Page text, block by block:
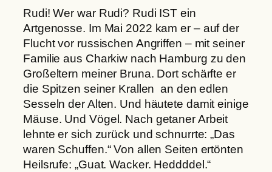
Rudi! Wer war Rudi? Rudi IST ein
Artgenosse. Im Mai 2022 kam er – auf der
Flucht vor russischen Angriffen – mit seiner
Familie aus Charkiw nach Hamburg zu den
Großeltern meiner Bruna. Dort schärfte er
die Spitzen seiner Krallen an den edlen
Sesseln der Alten. Und häutete damit einige
Mäuse. Und Vögel. Nach getaner Arbeit
lehnte er sich zurück und schnurrte: „Das
waren Schuffen.“ Von allen Seiten ertönten
Heilsrufe: „Guat. Wacker. Heddddel.“